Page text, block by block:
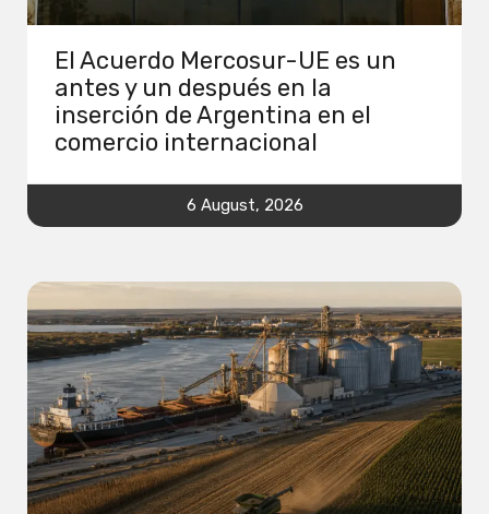
El Acuerdo Mercosur-UE es un
antes y un después en la
inserción de Argentina en el
comercio internacional
6 August, 2026